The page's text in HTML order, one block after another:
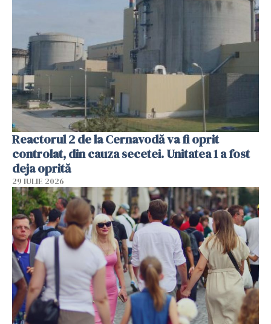
Reactorul 2 de la Cernavodă va fi oprit
controlat, din cauza secetei. Unitatea 1 a fost
deja oprită
29 IULIE 2026